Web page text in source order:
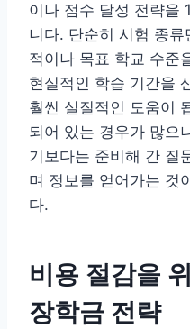
이나 점수 달성 전략을
니다. 단순히 시험 종
적이나 목표 학교 수준
현실적인 학습 기간을
훨씬 실질적인 도움이
되어 있는 경우가 많으
기보다는 준비해 간 질
며 정보를 얻어가는 것
다.
비용 절감을
장학금 전략